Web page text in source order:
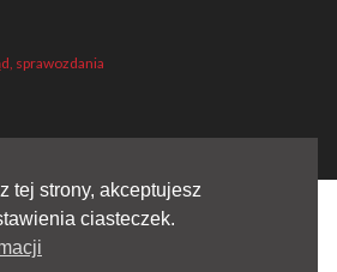
sprawozdania
tej strony, akceptujesz
ciasteczek.